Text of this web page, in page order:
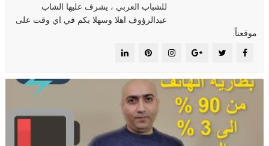
للشباب العربي ، يشرف عليها الشاب
عبدالرؤوف اهلا وسهلا بكم في اي وقت على
موقعناً.